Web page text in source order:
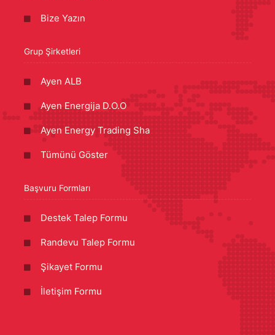
Bize Yazın
Grup Şirketleri
Ayen ALB
Ayen Energija D.O.O
Ayen Energy Trading Sha
Tümünü Göster
Başvuru Formları
Destek Talep Formu
Randevu Talep Formu
Şikayet Formu
İletişim Formu